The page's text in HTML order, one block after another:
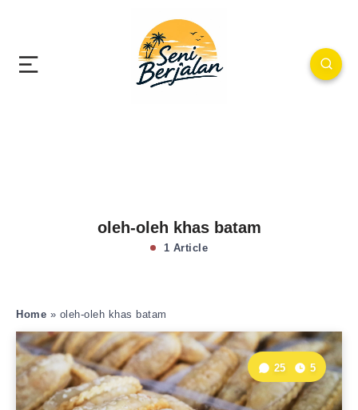
oleh-oleh khas batam
1 Article
Home » oleh-oleh khas batam
25 5